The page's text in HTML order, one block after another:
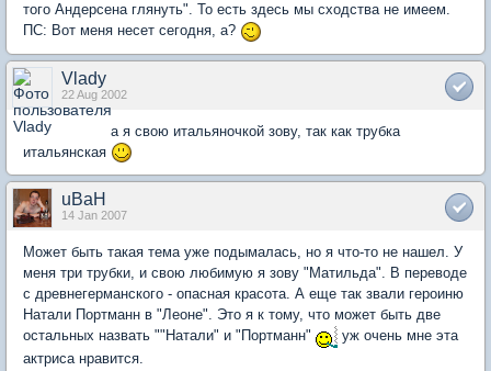
того Андерсена глянуть". То есть здесь мы сходства не имеем.
ПС: Вот меня несет сегодня, а?
Vlady
22 Aug 2002
а я свою итальяночкой зову, так как трубка
итальянская
uBaH
14 Jan 2007
Может быть такая тема уже подымалась, но я что-то не нашел. У
меня три трубки, и свою любимую я зову "Матильда". В переводе
с древнегерманского - опасная красота. А еще так звали героиню
Натали Портманн в "Леоне". Это я к тому, что может быть две
остальных назвать ""Натали" и "Портманн"
уж очень мне эта
актриса нравится.